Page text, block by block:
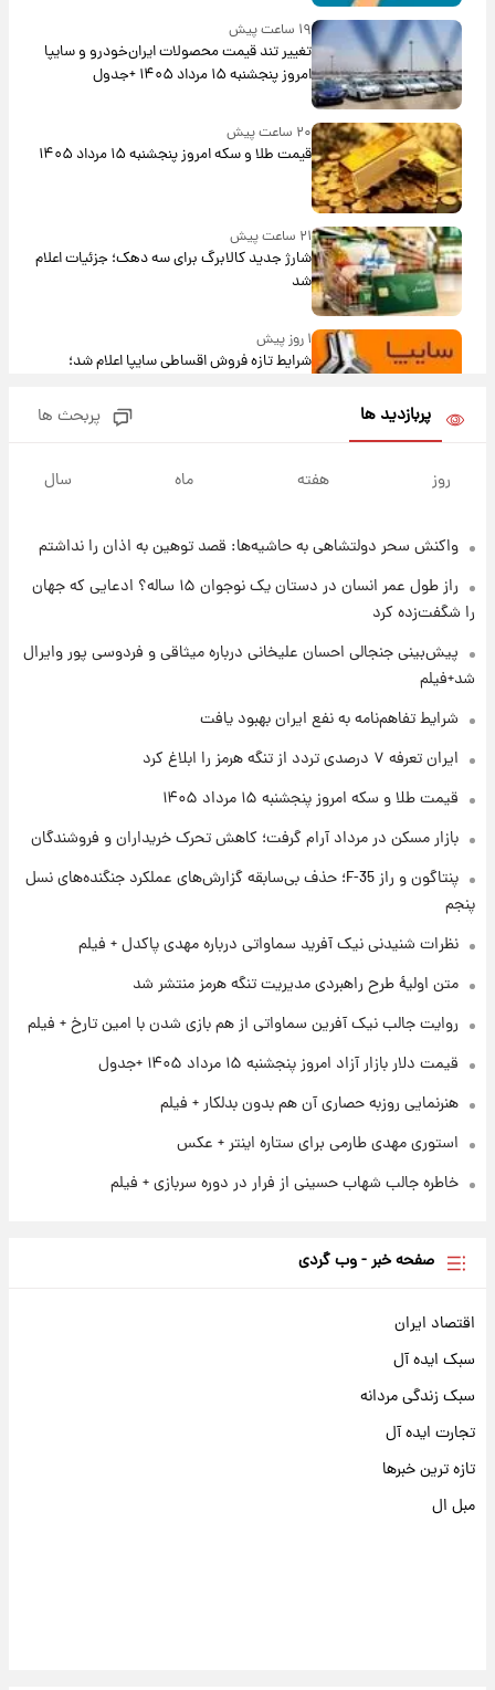
۱۹ ساعت پیش
تغییر تند قیمت محصولات ایران‌خودرو و سایپا
امروز پنجشنبه ۱۵ مرداد ۱۴۰۵ +جدول
۲۰ ساعت پیش
قیمت طلا و سکه امروز پنجشنبه ۱۵ مرداد ۱۴۰۵
۲۱ ساعت پیش
شارژ جدید کالابرگ برای سه دهک؛ جزئیات اعلام
شد
۱ روز پیش
شرایط تازه فروش اقساطی سایپا اعلام شد؛
قیمت سکه و طلا فردا
۱ روز پیش
۱ روز پیش
۱ روز پیش
ارزش سهام عدالت برای امروز چهارشنبه ۱۴ مرداد
آغاز طرح جدید فروش مشارکت در تولید سایپا؛
سود مشارکت چند درصد است؟
پربازدید ها پربحث ها
روز هفته ماه سال
واکنش سحر دولتشاهی به حاشیه‌ها: قصد توهین به اذان را نداشتم
راز طول عمر انسان در دستان یک نوجوان ۱۵ ساله؟ ادعایی که جهان
را شگفت‌زده کرد
پیش‌بینی جنجالی احسان علیخانی درباره میثاقی و فردوسی پور وایرال
شد+فیلم
شرایط تفاهم‌نامه به نفع ایران بهبود یافت
ایران تعرفه ۷ درصدی تردد از تنگه هرمز را ابلاغ کرد
قیمت طلا و سکه امروز پنجشنبه ۱۵ مرداد ۱۴۰۵
بازار مسکن در مرداد آرام گرفت؛ کاهش تحرک خریداران و فروشندگان
پنتاگون و راز F-35؛ حذف بی‌سابقه گزارش‌های عملکرد جنگنده‌های نسل
پنجم
نظرات شنیدنی نیک آفرید سماواتی درباره مهدی پاکدل + فیلم
متن اولیۀ طرح راهبردی مدیریت تنگه هرمز منتشر شد
روایت جالب نیک آفرین سماواتی از هم بازی شدن با امین تارخ + فیلم
قیمت دلار بازار آزاد امروز پنجشنبه ۱۵ مرداد ۱۴۰۵ +جدول
هنرنمایی روزبه حصاری آن هم بدون بدلکار + فیلم
استوری مهدی طارمی برای ستاره اینتر + عکس
خاطره جالب شهاب حسینی از فرار در دوره سربازی + فیلم
صفحه خبر - وب گردی
اقتصاد ایران
سبک ایده آل
سبک زندگی مردانه
تجارت ایده آل
تازه ترین خبرها
مبل ال